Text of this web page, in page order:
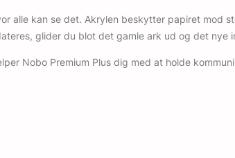
kan se det. Akrylen beskytter papiret mod
glider du blot det gamle ark ud og det
Nobo Premium Plus dig med at holde